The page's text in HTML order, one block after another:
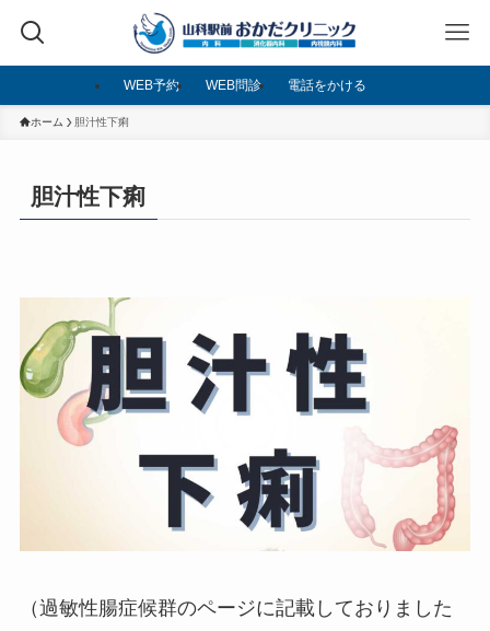
WEB予約 WEB問診 電話をかける
ホーム 胆汁性下痢
胆汁性下痢
（過敏性腸症候群のページに記載しておりました